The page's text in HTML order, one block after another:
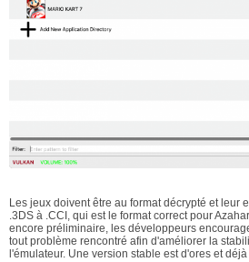
Les jeux doivent être au format décrypté et leur
.3DS à .CCI, qui est le format correct pour
encore préliminaire, les développeurs
tout problème rencontré afin d'améliorer la
l'émulateur. Une version stable est d'ores et